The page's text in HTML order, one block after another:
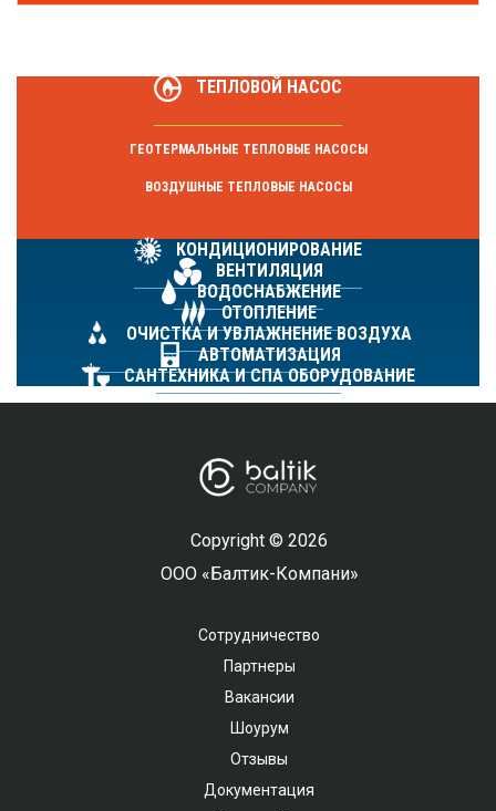
ТЕПЛОВОЙ НАСОС
ГЕОТЕРМАЛЬНЫЕ ТЕПЛОВЫЕ НАСОСЫ
ВОЗДУШНЫЕ ТЕПЛОВЫЕ НАСОСЫ
КОНДИЦИОНИРОВАНИЕ
ВЕНТИЛЯЦИЯ
ВОДОСНАБЖЕНИЕ
ОТОПЛЕНИЕ
ОЧИСТКА И УВЛАЖНЕНИЕ ВОЗДУХА
АВТОМАТИЗАЦИЯ
САНТЕХНИКА И СПА ОБОРУДОВАНИЕ
Copyright © 2026
ООО «Балтик-Компани»
Сотрудничество
Партнеры
Вакансии
Шоурум
Отзывы
Документация